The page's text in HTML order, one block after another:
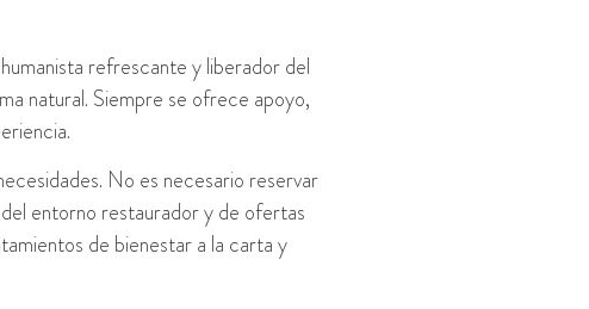
refrescante y liberador del
natural. Siempre se ofrece apoyo,
No es necesario reservar
entorno restaurador y de ofertas
de bienestar a la carta y